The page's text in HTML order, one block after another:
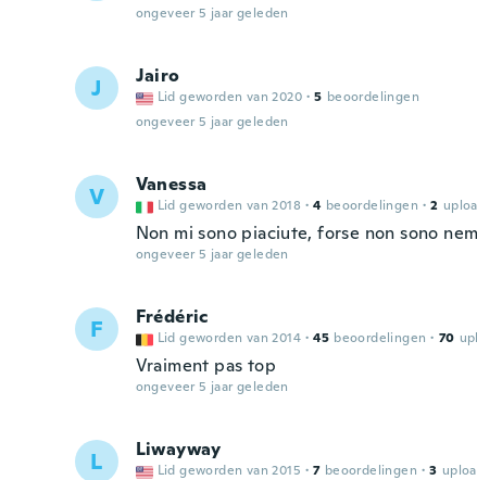
ongeveer 5 jaar geleden
J Jairo
Lid geworden van 2020 · 5 beoordelingen
ongeveer 5 jaar geleden
V Vanessa
Lid geworden van 2018 · 4 beoordelingen · 2
Non mi sono piaciute, forse non sono
ongeveer 5 jaar geleden
F Frédéric
Lid geworden van 2014 · 45 beoordelingen · 70
Vraiment pas top
ongeveer 5 jaar geleden
L Liwayway
Lid geworden van 2015 · 7 beoordelingen · 3